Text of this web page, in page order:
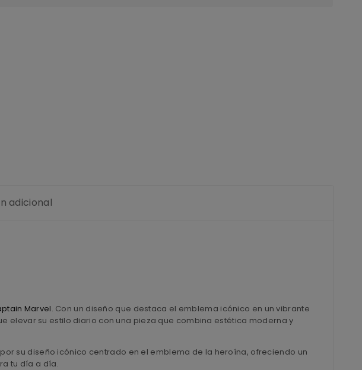
adicional
Marvel. Con un diseño que destaca el emblema icónico en un vibrante
elevar su estilo diario con una pieza que combina estética moderna y
su diseño icónico centrado en el emblema de la heroína, ofreciendo un
tu día a día.